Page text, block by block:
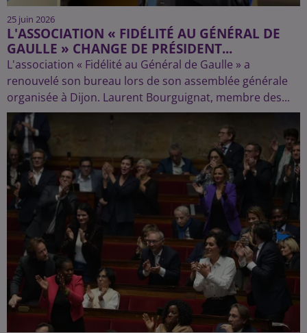
25 juin 2026
L'ASSOCIATION « FIDÉLITÉ AU GÉNÉRAL DE
GAULLE » CHANGE DE PRÉSIDENT...
L'association « Fidélité au Général de Gaulle » a
renouvelé son bureau lors de son assemblée générale
organisée à Dijon. Laurent Bourguignat, membre des...